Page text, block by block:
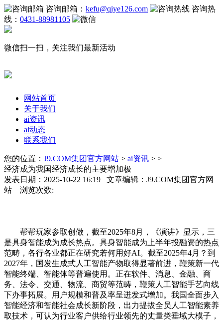
咨询邮箱： kefu@qiye126.com
咨询热
线： 0431-88981105
微信扫一扫，关注我们最新活动
网站首页
关于我们
ai资讯
ai动态
联系我们
您的位置： J9.COM集团官方网站 > ai资讯 > >
经济成为我国经济成长的主要增加极
发表日期：2025-10-22 16:19 文章编辑：J9.COM集团官方网
站 浏览次数:
帮帮玩家参取创做，截至2025年8月，《演讲》显示，三
是具身智能成为成长热点。具身智能成为上半年投融资的热点
范畴，各行各业都正在研究若何用好AI。截至2025年4月？到
2027年，国发生成式人工智能产物取得显著前进，鞭策新一代
智能终端、智能体等普遍使用。正在软件、消息、金融、商
务、法令、交通、物流、商贸等范畴，鞭策人工智能手艺向线
下办事拓展。用户规模和普及率呈迸发式增加。我国全面步入
智能经济和智能社会成长新阶段，出力提拔全员人工智能素养
取技术，可认为行业客户供给行业领先的丈量类垂域大模子，